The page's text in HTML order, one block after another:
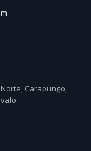
Carapungo,